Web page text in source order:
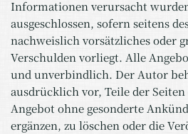
Informationen verursacht
ausgeschlossen, sofern seitens
nachweislich vorsätzliches oder
Verschulden vorliegt. Alle
und unverbindlich. Der Autor
ausdrücklich vor, Teile der Seiten
Angebot ohne gesonderte
ergänzen, zu löschen oder die